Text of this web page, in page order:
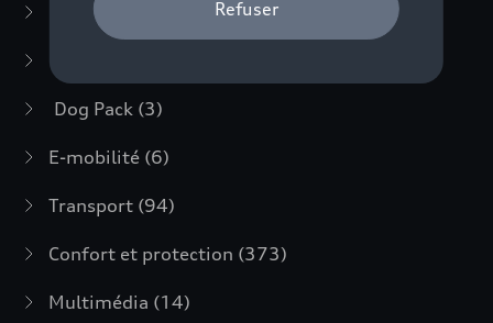
Rear Box Pack
Dog Pack (3)
E-mobilité (6)
Transport (94)
Confort et protection (373)
Multimédia (14)